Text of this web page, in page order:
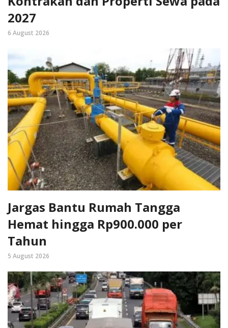
2027
6 August 2026
Jargas Bantu Rumah Tangga
Hemat hingga Rp900.000 per
Tahun
5 August 2026